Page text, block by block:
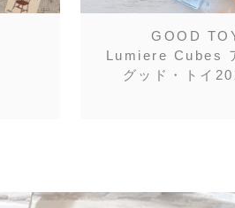
GOOD
Lumiere Cubes
グッド・トイ